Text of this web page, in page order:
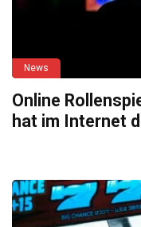
News
Online
hat im Internet